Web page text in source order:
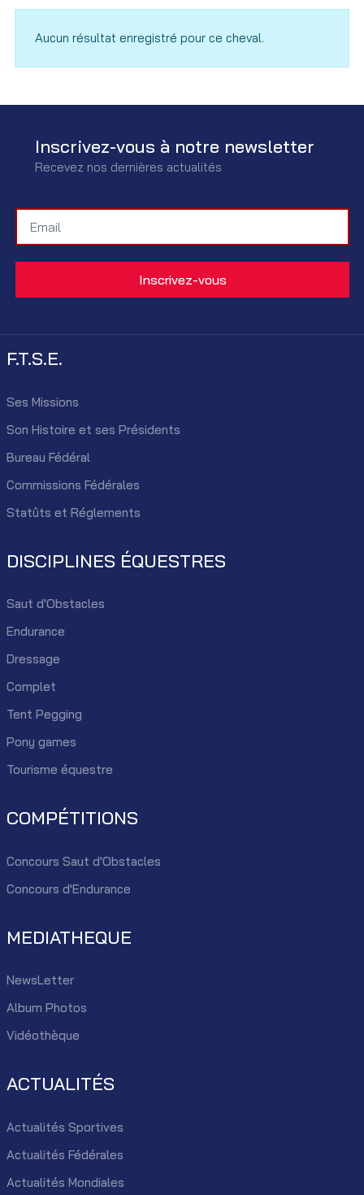
Aucun résultat enregistré pour ce cheval.
Inscrivez-vous à notre newsletter
Recevez nos dernières actualités
F.T.S.E.
Ses Missions
Son Histoire et ses Présidents
Bureau Fédéral
Commissions Fédérales
Statûts et Réglements
DISCIPLINES ÉQUESTRES
Saut d'Obstacles
Endurance
Dressage
Complet
Tent Pegging
Pony games
Tourisme équestre
COMPÉTITIONS
Concours Saut d'Obstacles
Concours d'Endurance
MEDIATHEQUE
NewsLetter
Album Photos
Vidéothèque
ACTUALITÉS
Actualités Sportives
Actualités Fédérales
Actualités Mondiales